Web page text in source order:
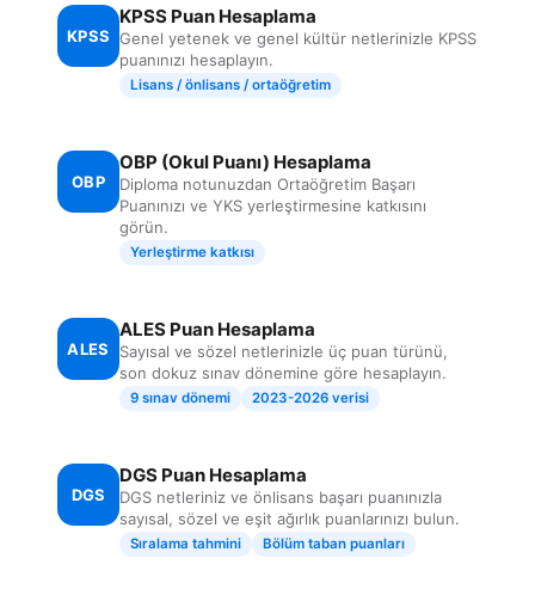
KPSS
KPSS Puan Hesaplama
Genel yetenek ve genel kültür netlerinizle KPSS
puanınızı hesaplayın.
Lisans / önlisans / ortaöğretim
OBP
OBP (Okul Puanı) Hesaplama
Diploma notunuzdan Ortaöğretim Başarı
Puanınızı ve YKS yerleştirmesine katkısını
görün.
Yerleştirme katkısı
ALES
ALES Puan Hesaplama
Sayısal ve sözel netlerinizle üç puan türünü,
son dokuz sınav dönemine göre hesaplayın.
9 sınav dönemi 2023-2026 verisi
DGS
DGS Puan Hesaplama
DGS netleriniz ve önlisans başarı puanınızla
sayısal, sözel ve eşit ağırlık puanlarınızı bulun.
Sıralama tahmini Bölüm taban puanları